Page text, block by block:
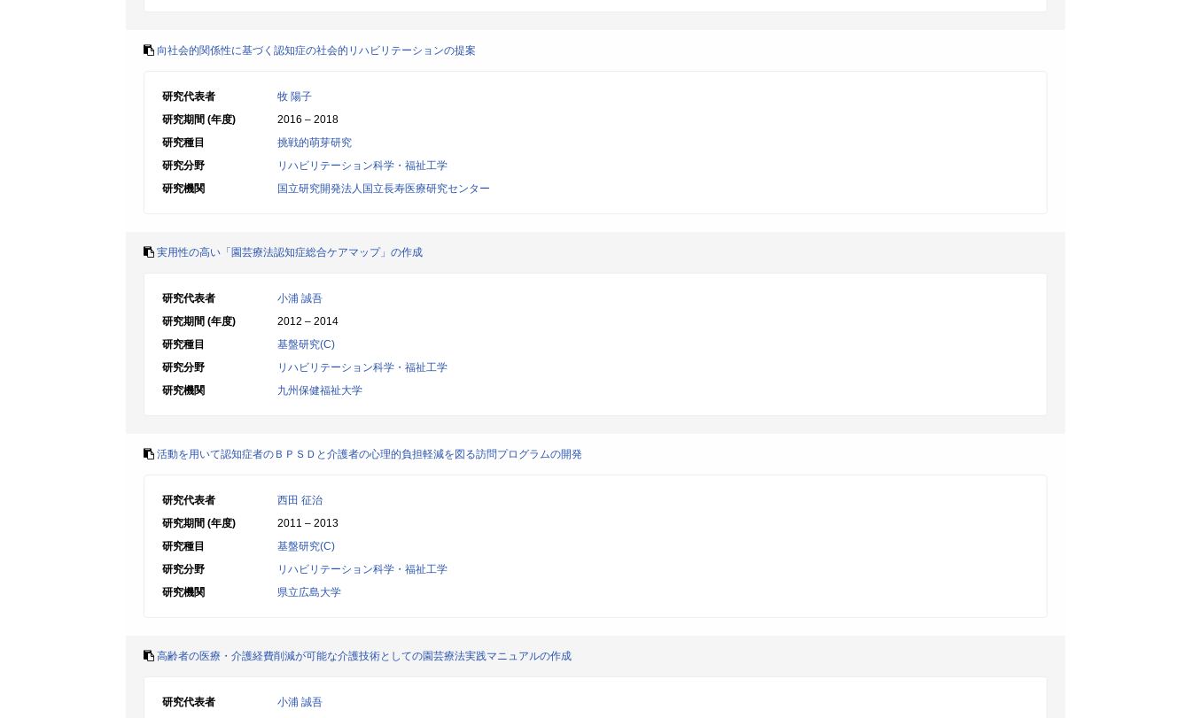
向社会的関係性に基づく認知症の社会的リハビリテーションの提案
研究代表者
牧 陽子
研究期間 (年度)
2016 – 2018
研究種目
挑戦的萌芽研究
研究分野
リハビリテーション科学・福祉工学
研究機関
国立研究開発法人国立長寿医療研究センター
実用性の高い「園芸療法認知症総合ケアマップ」の作成
研究代表者
小浦 誠吾
研究期間 (年度)
2012 – 2014
研究種目
基盤研究(C)
研究分野
リハビリテーション科学・福祉工学
研究機関
九州保健福祉大学
活動を用いて認知症者のＢＰＳＤと介護者の心理的負担軽減を図る訪問プログラムの開発
研究代表者
西田 征治
研究期間 (年度)
2011 – 2013
研究種目
基盤研究(C)
研究分野
リハビリテーション科学・福祉工学
研究機関
県立広島大学
高齢者の医療・介護経費削減が可能な介護技術としての園芸療法実践マニュアルの作成
研究代表者 小浦 誠吾